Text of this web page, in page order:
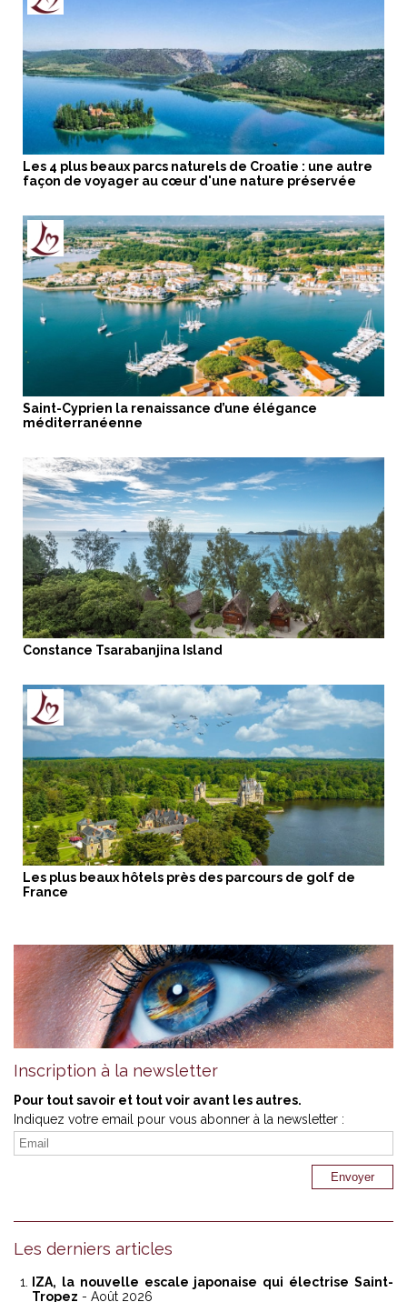
Les 4 plus beaux parcs naturels de Croatie : une autre
façon de voyager au cœur d'une nature préservée
Saint-Cyprien la renaissance d’une élégance
méditerranéenne
Constance Tsarabanjina Island
Les plus beaux hôtels près des parcours de golf de
France
Inscription à la newsletter
Pour tout savoir et tout voir avant les autres.
Indiquez votre email pour vous abonner à la newsletter :
Les derniers articles
IZA, la nouvelle escale japonaise qui électrise Saint-
Tropez - Août 2026